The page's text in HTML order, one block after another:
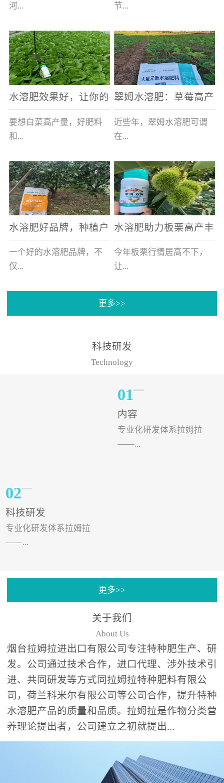
河...
南走访时，发现当地许多
蔬菜产区，老棚数量占多
数，连年的重茬、土壤板
结等原因，导致土壤差，
作物根系...
节...
，也是山东窦大哥开心的
时刻，从一大早接到收购
商的电话，就开始在草莓
大棚里忙碌。为什么窦大
哥家的草...
水溶肥效果好，让你的
白菜增产不是问题
要想白菜高产量，好肥料
和...
好的技术管理缺一不可，
相信广大白菜种植户们都
深有体会。今天就一起来
看看，什么样的水溶肥可
以让你的...
翠姆水溶肥：草莓高产
的好帮手
近些年，翠姆水溶肥可谓
在...
河北草莓区域话题不减，
不但在草莓上表现效果明
显，使用的种植户更是越
来越多。今天，借此机
会，一起来...
水溶肥好品牌，种植户
纷纷为“翠姆“点赞
一个好的水溶肥品牌，不
仅...
帮助作物增产增收，更要
实力。今天要讲的水溶肥
水溶肥助力板栗高产丰
产
今年板栗行情居高不下，
让...
许多板栗种植户都获得了
有位王大姐今年使用一款
非常火爆...
更多>>
科技研发
Technology
01
内容
专业化研发体系拉姆拉
——...
02
科技研发
专业化研发体系拉姆拉
——...
分中心”的科研开发系统，
更多>>
关于我们
About Us
烟台拉姆拉进出口有限公司专注特种肥生产、研
发。公司通过技术合作，进口代理、涉外技术引
进、共同研发等方式同拉姆拉特种肥料有限公
司，荷兰科米尔有限公司等公司合作，提升特种
水溶肥产品的质量和品质。拉姆拉是作物分类营
养理论提出者，公司建立之初就提出...